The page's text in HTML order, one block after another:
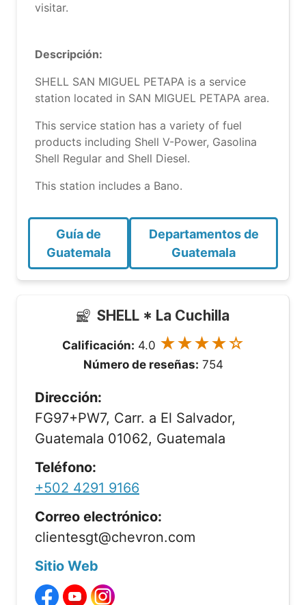
visitar.
Descripción:
SHELL SAN MIGUEL PETAPA is a service
station located in SAN MIGUEL PETAPA area.
This service station has a variety of fuel
products including Shell V-Power, Gasolina
Shell Regular and Shell Diesel.
This station includes a Bano.
Guía de
Guatemala
Departamentos de
Guatemala
SHELL * La Cuchilla
Calificación: 4.0 ★★★★☆
Número de reseñas: 754
Dirección:
FG97+PW7, Carr. a El Salvador,
Guatemala 01062, Guatemala
Teléfono:
+502 4291 9166
Correo electrónico:
clientesgt@chevron.com
Sitio Web